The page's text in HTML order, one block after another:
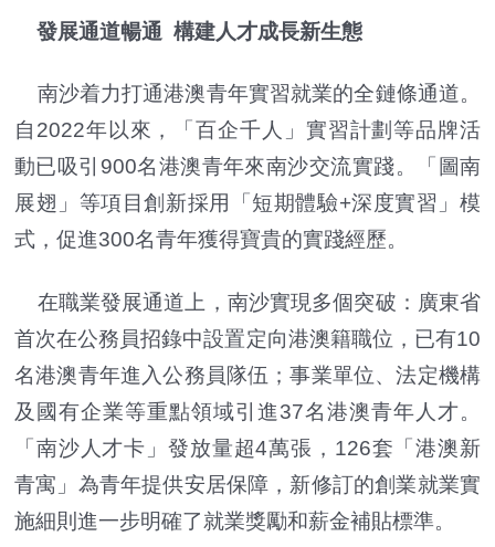
發展通道暢通 構建人才成長新生態
南沙着力打通港澳青年實習就業的全鏈條通道。
自2022年以來，「百企千人」實習計劃等品牌活
動已吸引900名港澳青年來南沙交流實踐。「圖南
展翅」等項目創新採用「短期體驗+深度實習」模
式，促進300名青年獲得寶貴的實踐經歷。
在職業發展通道上，南沙實現多個突破：廣東省
首次在公務員招錄中設置定向港澳籍職位，已有10
名港澳青年進入公務員隊伍；事業單位、法定機構
及國有企業等重點領域引進37名港澳青年人才。
「南沙人才卡」發放量超4萬張，126套「港澳新
青寓」為青年提供安居保障，新修訂的創業就業實
施細則進一步明確了就業獎勵和薪金補貼標準。